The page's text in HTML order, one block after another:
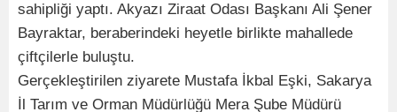
sahipliği yaptı. Akyazı Ziraat Odası Başkanı Ali Şener
Bayraktar, beraberindeki heyetle birlikte mahallede
çiftçilerle buluştu.
Gerçekleştirilen ziyarete Mustafa İkbal Eşki, Sakarya
İl Tarım ve Orman Müdürlüğü Mera Şube Müdürü